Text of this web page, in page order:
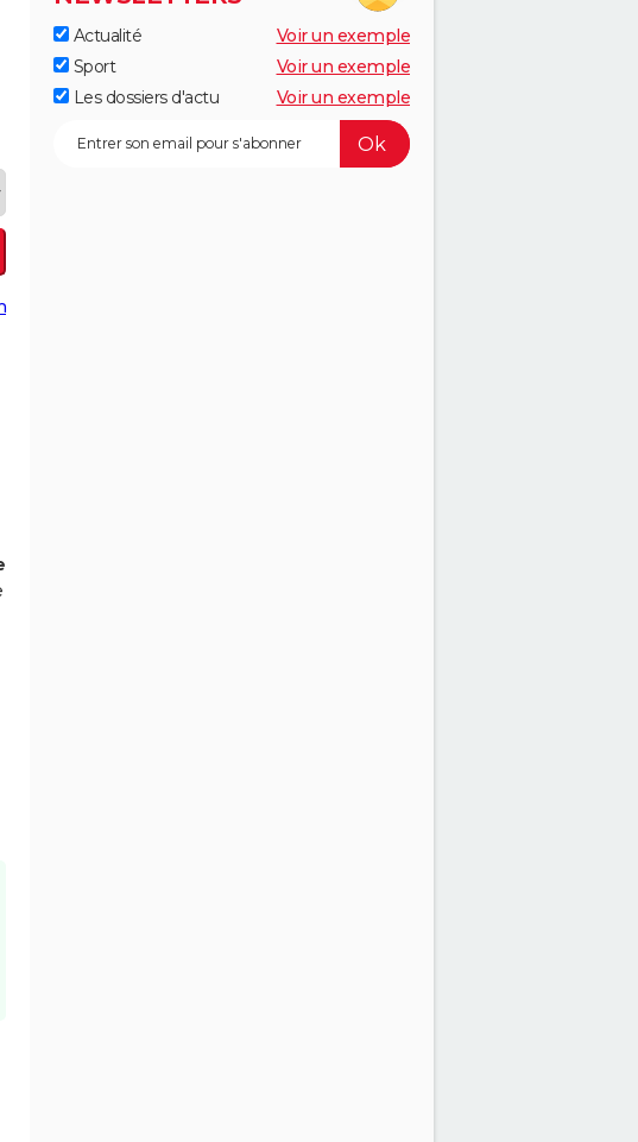
Actualité
Voir un exemple
Sport
Voir un exemple
Les dossiers d'actu
Voir un exemple